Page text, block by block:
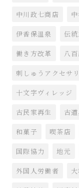
中川政七商店
伊香保温泉 伝
働き方改革 八
刺しゅうアクセサ
十文字ヴィレッジ
古民家再生 古
和菓子 喫茶店
国際協力 地元
外国人労働者